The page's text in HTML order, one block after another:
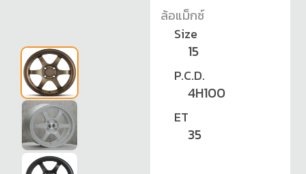
ล้อแม็กซ์
Size
15
P.C.D.
4H100
ET
35